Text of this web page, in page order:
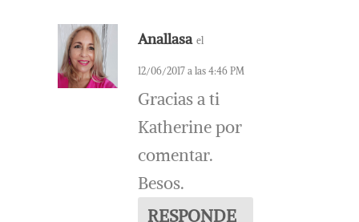
Anallasa el
12/06/2017 a las 4:46 PM
Gracias a ti
Katherine por
comentar.
Besos.
RESPONDE